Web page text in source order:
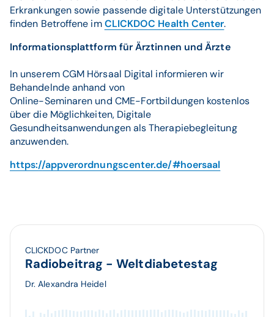
Erkrankungen sowie passende digitale Unterstützungen
finden Betroffene imCLICKDOC Health Center.
Informationsplattform für Ärztinnen und Ärzte
In unserem CGM Hörsaal Digital informieren wir
Behandelnde anhand von
Online-Seminaren und CME-Fortbildungen kostenlos
über die Möglichkeiten, Digitale
Gesundheitsanwendungen als Therapiebegleitung
anzuwenden.
https://appverordnungscenter.de/#hoersaal
CLICKDOC Partner
Radiobeitrag - Weltdiabetestag
Dr. Alexandra Heidel